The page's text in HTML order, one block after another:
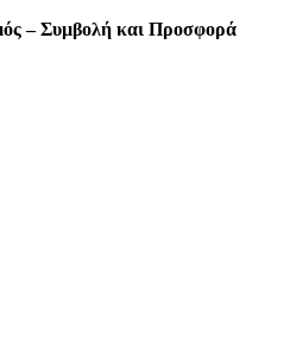
– Συµβολή και Προσφορά